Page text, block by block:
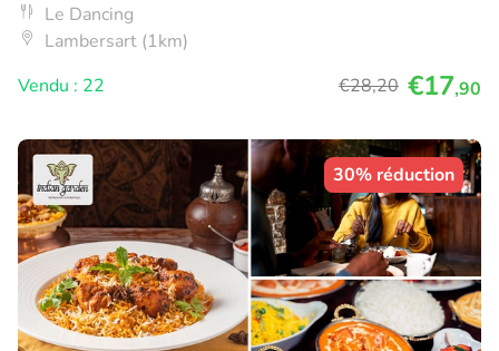
Le Dancing
Lambersart (1km)
Vendu : 22
€28,20 €17,90
30% réduction